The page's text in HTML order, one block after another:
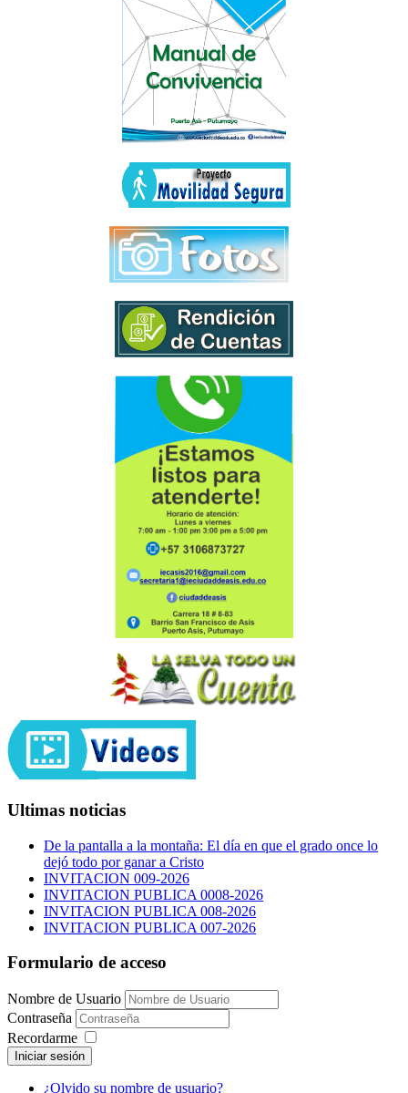
Ultimas noticias
De la pantalla a la montaña: El día en que el grado once lo
dejó todo por ganar a Cristo
INVITACION 009-2026
INVITACION PUBLICA 0008-2026
INVITACION PUBLICA 008-2026
INVITACION PUBLICA 007-2026
Formulario de acceso
Nombre de Usuario
Contraseña
Recordarme
Iniciar sesión
¿Olvido su nombre de usuario?